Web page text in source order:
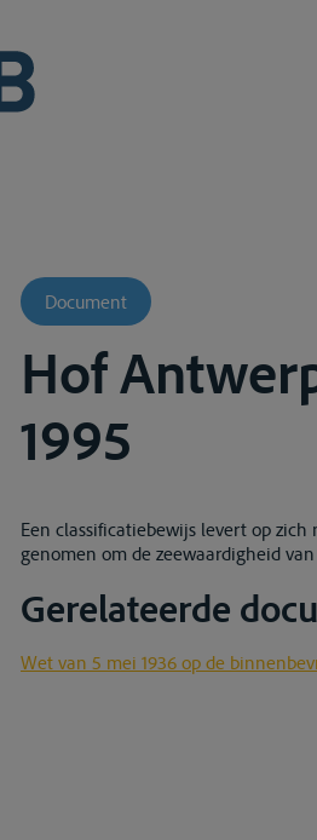
Document
Hof
1995
Een classificatiebewijs levert op
genomen om de zeewaardigheid
Gerelateerde
Wet van 5 mei 1936 op de